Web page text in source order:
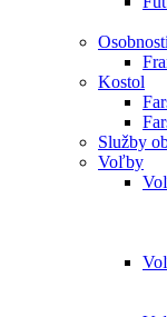
Kostol
Služby
Voľby